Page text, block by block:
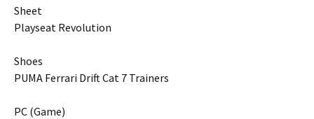
Sheet
Playseat Revolution
Shoes
PUMA Ferrari Drift Cat 7 Trainers
PC (Game)